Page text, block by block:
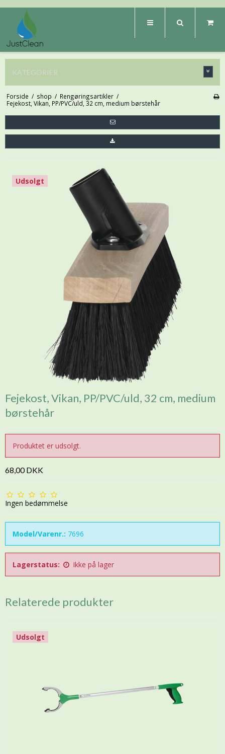
KATEGORIER
Forside / shop / Rengøringsartikler /
Fejekost, Vikan, PP/PVC/uld, 32 cm, medium børstehår
Udsolgt
Fejekost, Vikan, PP/PVC/uld, 32 cm, medium
børstehår
Produktet er udsolgt.
68,00 DKK
Ingen bedømmelse
Model/Varenr.: 7696
Lagerstatus: Ikke på lager
Relaterede produkter
Udsolgt